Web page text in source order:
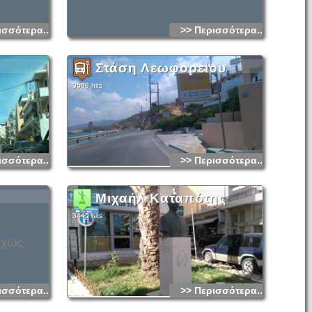
>> Περισσότερα...
Στάση Λεωφορείου
3508 hits
>> Περισσότερα...
Μιχαήλ Καταπότης
3445 hits
>> Περισσότερα...